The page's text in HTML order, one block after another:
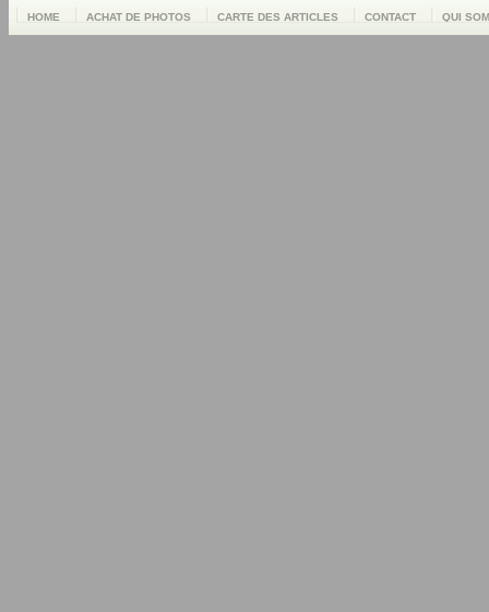
HOME ACHAT DE PHOTOS CARTE DES ARTICLES CONTACT QUI